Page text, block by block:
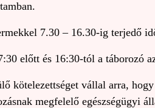
7.30 – 16.30-ig terjedő
és 16:30-tól a táborozó az
kötelezettséget vállal arra,
megfelelő egészségügyi